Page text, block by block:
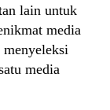
lain untuk
media
media